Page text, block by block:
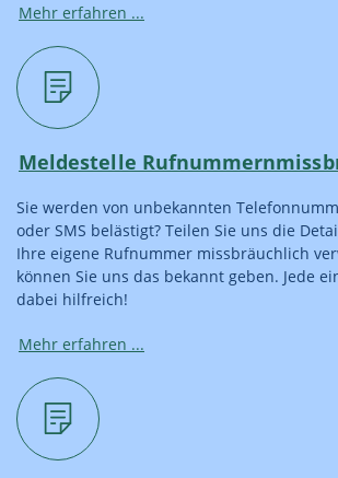
Mehr erfahren ...
Meldestelle
Sie werden von unbekannten
oder SMS belästigt? Teilen Sie uns die
Ihre eigene Rufnummer missbräuchlich
können Sie uns das bekannt geben. Jede
dabei hilfreich!
Mehr erfahren ...